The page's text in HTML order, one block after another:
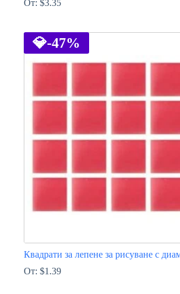
От: $3.35
has
multiple
variants.
may
the
💎-47%
Квадрати за лепене за рисуване с
От: $1.39